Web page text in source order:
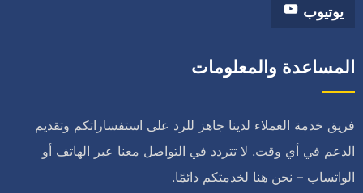
يوتيوب
المساعدة والمعلومات
فريق خدمة العملاء لدينا جاهز للرد على استفساراتكم وتقديم
الدعم في أي وقت. لا تتردد في التواصل معنا عبر الهاتف أو
الواتساب – نحن هنا لخدمتكم دائمًا.